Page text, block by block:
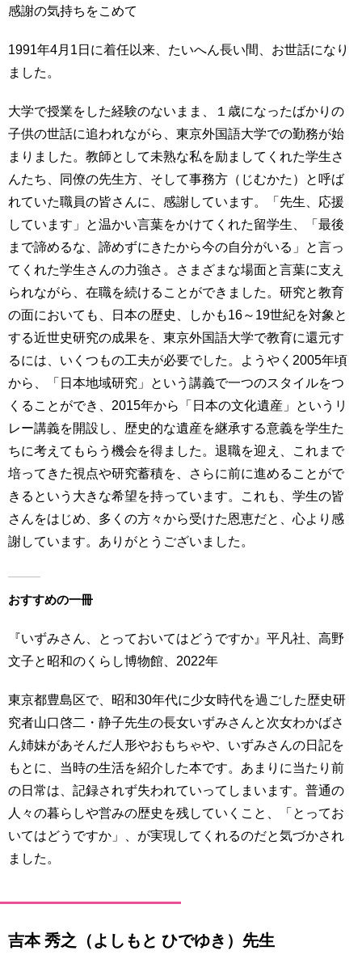
感謝の気持ちをこめて
1991年4月1日に着任以来、たいへん長い間、お世話になり
ました。
大学で授業をした経験のないまま、１歳になったばかりの
子供の世話に追われながら、東京外国語大学での勤務が始
まりました。教師として未熟な私を励ましてくれた学生さ
んたち、同僚の先生方、そして事務方（じむかた）と呼ば
れていた職員の皆さんに、感謝しています。「先生、応援
しています」と温かい言葉をかけてくれた留学生、「最後
まで諦めるな、諦めずにきたから今の自分がいる」と言っ
てくれた学生さんの力強さ。さまざまな場面と言葉に支え
られながら、在職を続けることができました。研究と教育
の面においても、日本の歴史、しかも16～19世紀を対象と
する近世史研究の成果を、東京外国語大学で教育に還元す
るには、いくつもの工夫が必要でした。ようやく2005年頃
から、「日本地域研究」という講義で一つのスタイルをつ
くることができ、2015年から「日本の文化遺産」というリ
レー講義を開設し、歴史的な遺産を継承する意義を学生た
ちに考えてもらう機会を得ました。退職を迎え、これまで
培ってきた視点や研究蓄積を、さらに前に進めることがで
きるという大きな希望を持っています。これも、学生の皆
さんをはじめ、多くの方々から受けた恩恵だと、心より感
謝しています。ありがとうございました。
おすすめの一冊
『いずみさん、とっておいてはどうですか』平凡社、高野
文子と昭和のくらし博物館、2022年
東京都豊島区で、昭和30年代に少女時代を過ごした歴史研
究者山口啓二・静子先生の長女いずみさんと次女わかばさ
ん姉妹があそんだ人形やおもちゃや、いずみさんの日記を
もとに、当時の生活を紹介した本です。あまりに当たり前
の日常は、記録されず失われていってしまいます。普通の
人々の暮らしや営みの歴史を残していくこと、「とってお
いてはどうですか」、が実現してくれるのだと気づかされ
ました。
吉本 秀之（よしもと ひでゆき）先生